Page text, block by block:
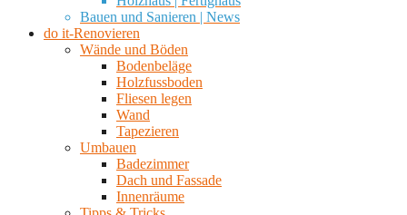
Bauen und Sanieren | News
do it-Renovieren
Wände und Böden
Bodenbeläge
Holzfussboden
Fliesen legen
Wand
Tapezieren
Umbauen
Badezimmer
Dach und Fassade
Innenräume